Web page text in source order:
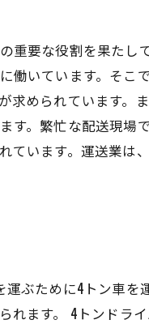
重要な役割を果たし
働いています。そ
求められています
す。繁忙な配送現
ています。運送業は
ぶために4トン車
れます。 4トンドラ